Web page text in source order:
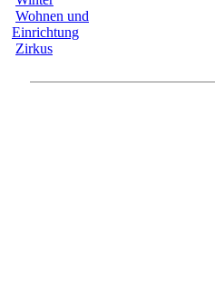
Wohnen und
Einrichtung
Zirkus